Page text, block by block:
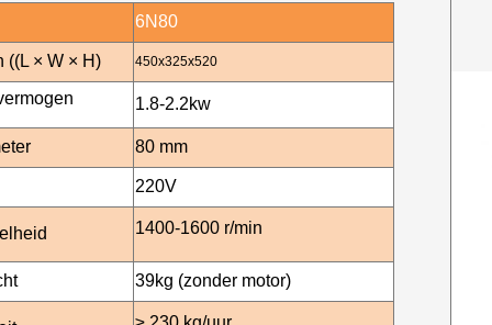
6N80
((L × W × H) 450x325x520
1.8-2.2kw
80 mm
220V
1400-1600 r/min
39kg (zonder motor)